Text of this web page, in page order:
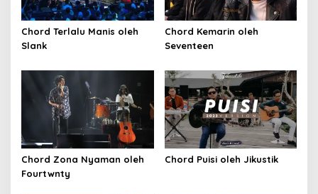
Chord Terlalu Manis oleh
Slank
Chord Kemarin oleh
Seventeen
Chord Zona Nyaman oleh
Fourtwnty
Chord Puisi oleh Jikustik